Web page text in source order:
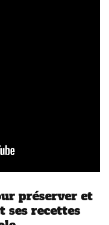
préserver et
ses recettes